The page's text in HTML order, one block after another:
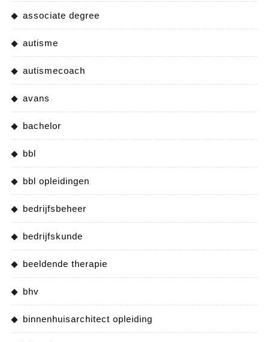
associate degree
autisme
autismecoach
avans
bachelor
bbl
bbl opleidingen
bedrijfsbeheer
bedrijfskunde
beeldende therapie
bhv
binnenhuisarchitect opleiding